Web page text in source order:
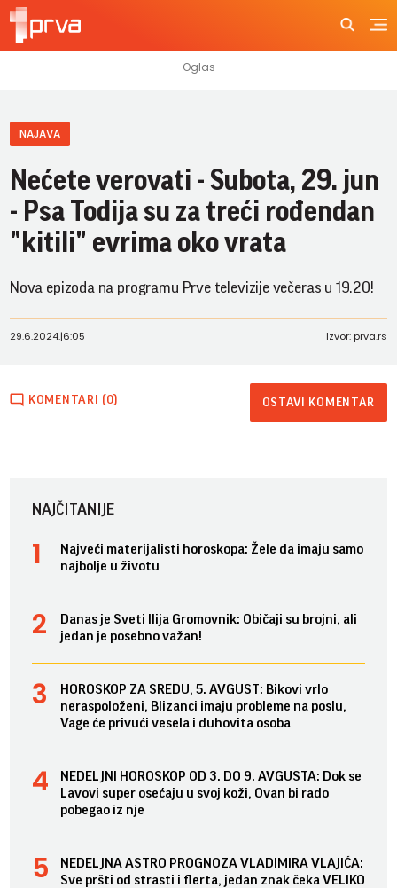
NAJAVA
Nećete verovati - Subota, 29. jun
- Psa Todija su za treći rođendan
"kitili" evrima oko vrata
Nova epizoda na programu Prve televizije večeras u 19.20!
29.6.2024.|6:05 Izvor: prva.rs
KOMENTARI (0) OSTAVI KOMENTAR
NAJČITANIJE
Najveći materijalisti horoskopa: Žele da imaju samo
najbolje u životu
Danas je Sveti Ilija Gromovnik: Običaji su brojni, ali
jedan je posebno važan!
HOROSKOP ZA SREDU, 5. AVGUST: Bikovi vrlo
neraspoloženi, Blizanci imaju probleme na poslu,
Vage će privući vesela i duhovita osoba
NEDELJNI HOROSKOP OD 3. DO 9. AVGUSTA: Dok se
Lavovi super osećaju u svoj koži, Ovan bi rado
pobegao iz nje
NEDELJNA ASTRO PROGNOZA VLADIMIRA VLAJIĆA:
Sve pršti od strasti i flerta, jedan znak čeka VELIKO